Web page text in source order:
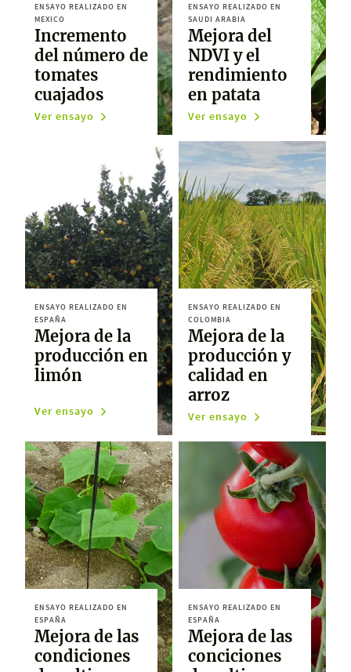
ENSAYO REALIZADO EN
MEXICO
Incremento
del número de
tomates
cuajados
Ver ensayo
ENSAYO REALIZADO EN
SAUDI ARABIA
Mejora del
NDVI y el
rendimiento
en patata
Ver ensayo
ENSAYO REALIZADO EN
ESPAÑA
Mejora de la
producción en
limón
Ver ensayo
ENSAYO REALIZADO EN
COLOMBIA
Mejora de la
producción y
calidad en
arroz
Ver ensayo
ENSAYO REALIZADO EN
ESPAÑA
Mejora de las
condiciones
ENSAYO REALIZADO EN
ESPAÑA
Mejora de las
conciciones